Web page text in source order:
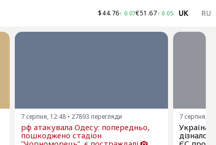
$44.76↑ 0.07€51.67↑ 0.05 UK RU
7 серпня, 12:48 • 27893 перегляди
рф атакувала Одесу: попередньо,
пошкоджено стадіон
7 серпня,
Україна